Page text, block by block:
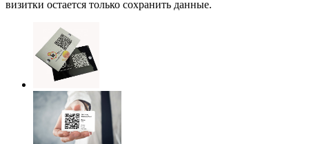
визитки остается только сохранить данные.